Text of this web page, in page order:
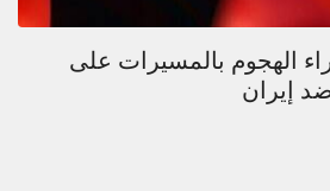
الهجوم بالمسيرات على
إيران